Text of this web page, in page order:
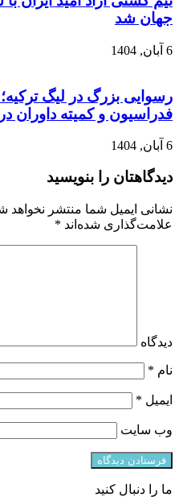
جهان شد
6 آبان, 1404
رسوایی بزرگ در لیگ
فدراسیون و کمیته داوران
6 آبان, 1404
دیدگاهتان را بنویسید
نشانی ایمیل شما منتشر نخواهد
علامت‌گذاری شده‌اند *
دیدگاه
نام *
ایمیل *
وب‌ سایت
ما را دنبال کنید